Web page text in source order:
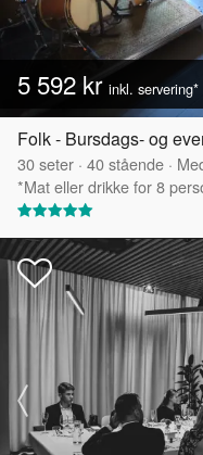
5 592 kr inkl. servering*
Folk - Bursdags- og
30seter · 40stående ·
*Mat eller drikke for 8